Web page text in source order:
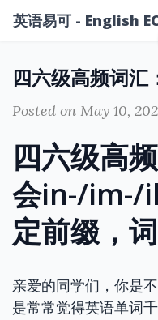
英语易可 - English
Posted on May 10,
四六级高
会in-/im-/
定前缀，
亲爱的同学们，你是
是常常觉得英语单词